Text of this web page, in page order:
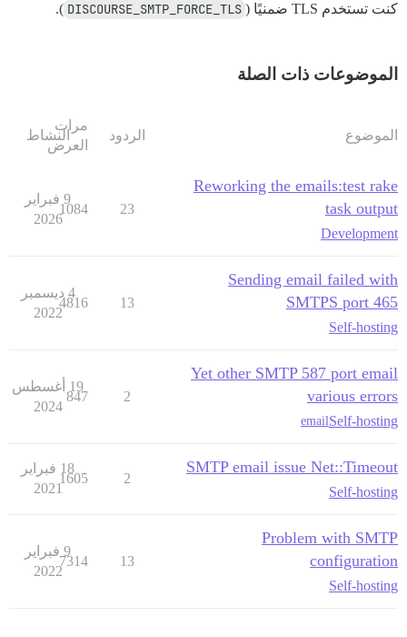
كنت تستخدم TLS ضمنيًا (
DISCOURSE_SMTP_FORCE_TLS
).
الموضوعات ذات الصلة
الموضوع الردود
مرات
العرض
النشاط
Reworking the emails:test rake
task output
Development
23
1084
9 فبراير
2026
Sending email failed with
SMTPS port 465
Self-hosting
13
4816
4 ديسمبر
2022
Yet other SMTP 587 port email
various errors
Self-hosting
email
2
847
19 أغسطس
2024
SMTP email issue Net::Timeout
Self-hosting
2
1605
18 فبراير
2021
Problem with SMTP
configuration
Self-hosting
13
7314
9 فبراير
2022